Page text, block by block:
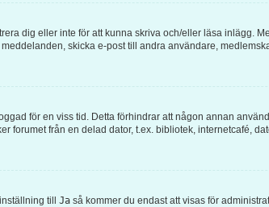
dig eller inte för att kunna skriva och/eller läsa inlägg.
skicka e-post till andra användare,
för en viss tid. Detta förhindrar att någon annan
från en delad dator, t.ex. bibliotek, internetcafé,
till Jaså kommer du endast att visas för